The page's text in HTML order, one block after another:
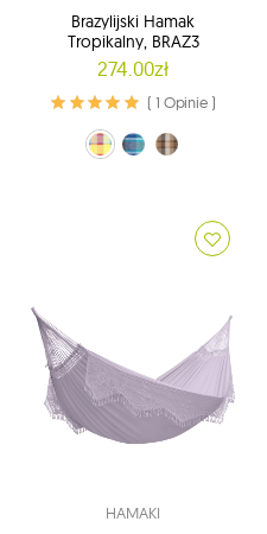
Brazylijski Hamak
Tropikalny, BRAZ3
274.00zł
( 1 Opinie )
carnival (01)
marina (02)
brazilwood (03)
HAMAKI